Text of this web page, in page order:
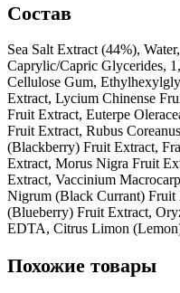
Состав
Sea Salt Extract (44%),
Caprylic/Capric Glycerides,
Cellulose Gum,
Extract, Lycium Chinense
Fruit Extract, Euterpe
Fruit Extract, Rubus
(Blackberry) Fruit Extract,
Extract, Morus Nigra Fruit
Extract, Vaccinium
Nigrum (Black Currant)
(Blueberry) Fruit Extract,
EDTA, Citrus Limon
Похожие товары